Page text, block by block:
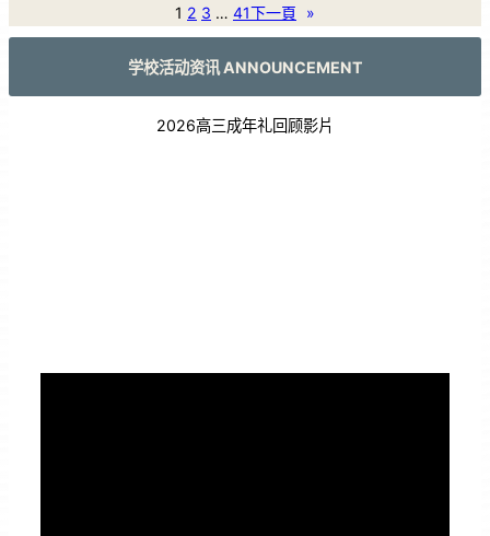
1 2 3 … 41下一頁 »
学校活动资讯 ANNOUNCEMENT
2026高三成年礼回顾影片